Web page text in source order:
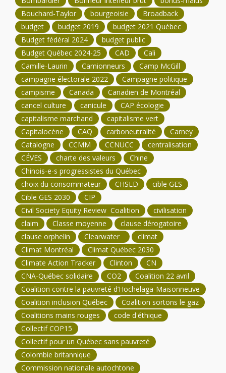
Bouchard-Taylor
bourgeoisie
Broadback
budget
budget 2019
budget 2021 Québec
Budget fédéral 2024
budget public
Budget Québec 2024-25
CAD
Cali
Camille-Laurin
Camionneurs
Camp McGill
campagne électorale 2022
Campagne politique
campisme
Canada
Canadien de Montréal
cancel culture
canicule
CAP écologie
capitalisme marchand
capitalisme vert
Capitalocène
CAQ carboneutralité
Carney
Catalogne
CCMM CCNUCC
centralisation
CÉVES
charte des valeurs
Chine
Chinois-e-s progressistes du Québec
choix du consommateur
CHSLD
cible GES
Cible GES 2030
CIP
Civil Society Equity Review Coalition
civilisation
claim
Classe moyenne
clause dérogatoire
clause orphelin
Clearwater
climat
Climat Montréal
Climat Québec 2030
Climate Action Tracker
Clinton
CN
CNA-Québec solidaire
CO2
Coalition 22 avril
Coalition contre la pauvreté d’Hochelaga-Maisonneuve
Coalition inclusion Québec
Coalition sortons le gaz
Coalitions mains rouges
code d'éthique
Collectif COP15
Collectif pour un Québec sans pauvreté
Colombie britannique
Commission nationale autochtone